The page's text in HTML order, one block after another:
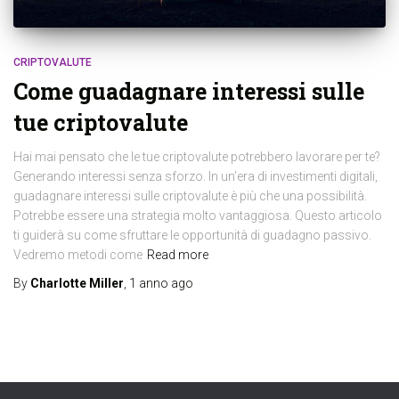
CRIPTOVALUTE
Come guadagnare interessi sulle
tue criptovalute
Hai mai pensato che le tue criptovalute potrebbero lavorare per te?
Generando interessi senza sforzo. In un’era di investimenti digitali,
guadagnare interessi sulle criptovalute è più che una possibilità.
Potrebbe essere una strategia molto vantaggiosa. Questo articolo
ti guiderà su come sfruttare le opportunità di guadagno passivo.
Vedremo metodi come Read more
By Charlotte Miller 1 anno ago